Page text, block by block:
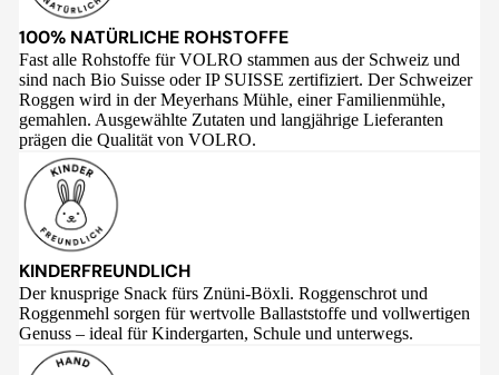
100% NATÜRLICHE ROHSTOFFE
Fast alle Rohstoffe für VOLRO stammen aus der Schweiz und
sind nach Bio Suisse oder IP SUISSE zertifiziert. Der Schweizer
Roggen wird in der Meyerhans Mühle, einer Familienmühle,
gemahlen. Ausgewählte Zutaten und langjährige Lieferanten
prägen die Qualität von VOLRO.
KINDERFREUNDLICH
Der knusprige Snack fürs Znüni-Böxli. Roggenschrot und
Roggenmehl sorgen für wertvolle Ballaststoffe und vollwertigen
Genuss – ideal für Kindergarten, Schule und unterwegs.